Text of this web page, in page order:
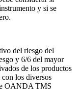
y si se
del riesgo del
y 6/6 del mayor
de los productos
con los diversos
OANDA TMS